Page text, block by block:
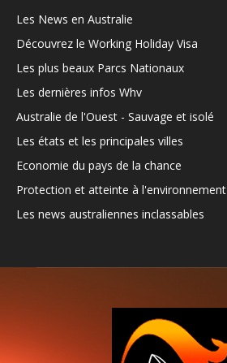
Les News en Australie
Découvrez le Working Holiday Visa
Les plus beaux Parcs Nationaux
Les dernières infos Whv
Australie de l'Ouest - Sauvage et isolé
Les états et les principales villes
Economie du pays de la chance
Protection et atteinte à l'environnement
Les news australiennes inclassables